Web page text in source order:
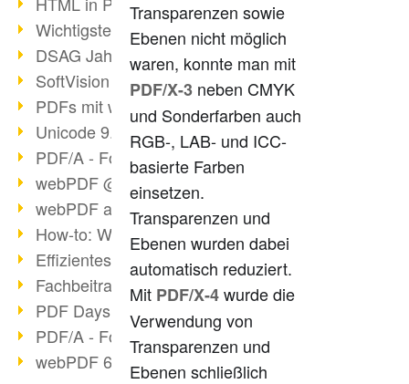
Wichtigste Datei-/Grafikformate
DSAG Jahreskongress in Nürnberg
SoftVision auf der DSAG
PDFs mit webPDF bearbeiten
Unicode 9.0 Release in 2016
PDF/A - Format der Zukunft (3)
webPDF @ tools 2016
webPDF auf tools in Berlin
How-to: Webservices verwenden
Effizientes digitales Arbeiten
Fachbeitrag tools 2016
PDF Days Europe 2016
PDF/A - Format der Zukunft (2)
webPDF 6.0 Video-Serie (Folge 3)
Transparenzen sowie
Ebenen nicht möglich
waren, konnte man mit
PDF/X-3 neben CMYK
und Sonderfarben auch
RGB-, LAB- und ICC-
basierte Farben
einsetzen.
Transparenzen und
Ebenen wurden dabei
automatisch reduziert.
Mit PDF/X-4wurde die
Verwendung von
Transparenzen und
Ebenen schließlich